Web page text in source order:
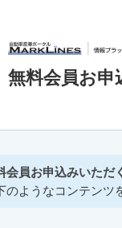
無料会員お申
会員お申込みいただ
のようなコンテンツ